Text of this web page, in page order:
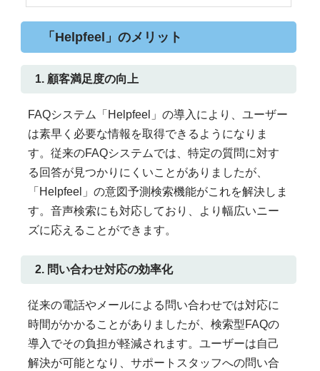
「Helpfeel」のメリット
1. 顧客満足度の向上
FAQシステム「Helpfeel」の導入により、ユーザー
は素早く必要な情報を取得できるようになりま
す。従来のFAQシステムでは、特定の質問に対す
る回答が見つかりにくいことがありましたが、
「Helpfeel」の意図予測検索機能がこれを解決しま
す。音声検索にも対応しており、より幅広いニー
ズに応えることができます。
2. 問い合わせ対応の効率化
従来の電話やメールによる問い合わせでは対応に
時間がかかることがありましたが、検索型FAQの
導入でその負担が軽減されます。ユーザーは自己
解決が可能となり、サポートスタッフへの問い合